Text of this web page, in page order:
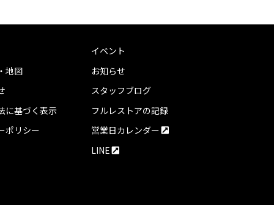
地図
に基づく表示
ポリシー
イベント
お知らせ
スタッフブログ
フルレストアの記録
営業日カレンダー
LINE